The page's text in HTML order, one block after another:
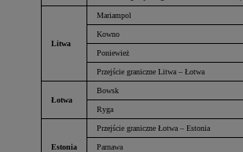
Litwa
Mariampol
Kowno
Poniewież
Przejście graniczne Litwa – Łotwa
Łotwa
Bowsk
Ryga
Estonia
Przejście graniczne Łotwa – Estonia
Parnawa